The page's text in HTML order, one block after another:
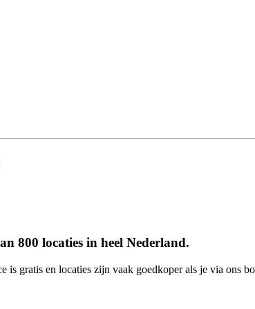
800 locaties in heel Nederland.
gratis en locaties zijn vaak goedkoper als je via ons